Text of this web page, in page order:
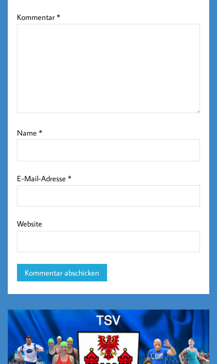
Kommentar*
Name*
E-Mail-Adresse*
Website